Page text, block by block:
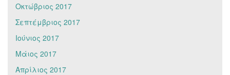
Οκτώβριος 2017
Σεπτέμβριος 2017
Ιούνιος 2017
Μάιος 2017
Απρίλιος 2017